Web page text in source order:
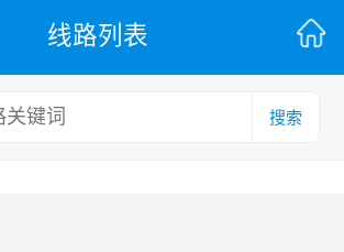
线路列表
搜索